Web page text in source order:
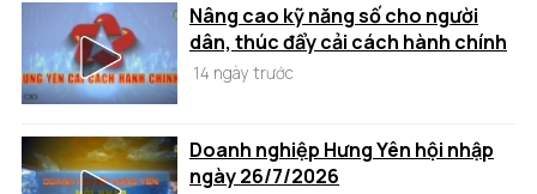
Nâng cao kỹ năng số cho người
dân, thúc đẩy cải cách hành chính
14 ngày trước
Doanh nghiệp Hưng Yên hội nhập
ngày 26/7/2026